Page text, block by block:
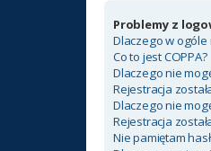
Problemy z
Dlaczego w ogóle
Co to jest COPPA?
Dlaczego nie
Rejestracja
Dlaczego nie
Rejestracja
Nie pamiętam